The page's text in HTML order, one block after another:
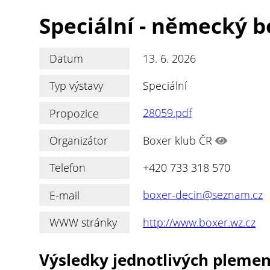
Speciální - německý
Datum
13. 6. 2026
Typ výstavy
Speciální
Propozice
28059.pdf
Organizátor
Boxer klub ČR
Telefon
+420 733 318 570
E-mail
boxer-decin@seznam.cz
WWW stránky
http://www.boxer.wz.cz
Výsledky jednotlivých plemen